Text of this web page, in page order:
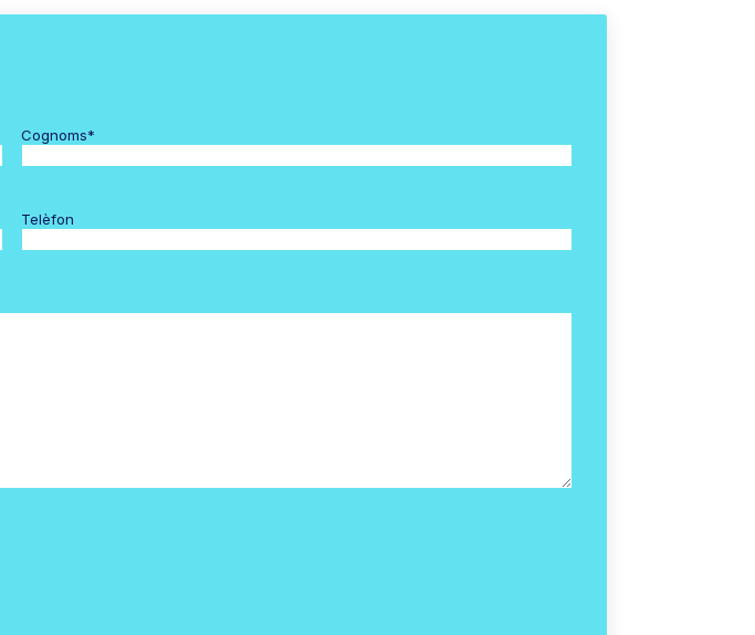
Cognoms*
Telèfon